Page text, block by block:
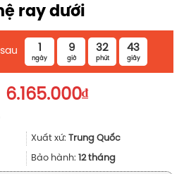
ray dưới
1
ngày
9
giờ
32
phút
42
giây
Giá
8.221.000₫.
6.165.000₫Giá
là:
6.165.000₫.
Xuất xứ: Trung Quốc
Bảo hành: 12 tháng